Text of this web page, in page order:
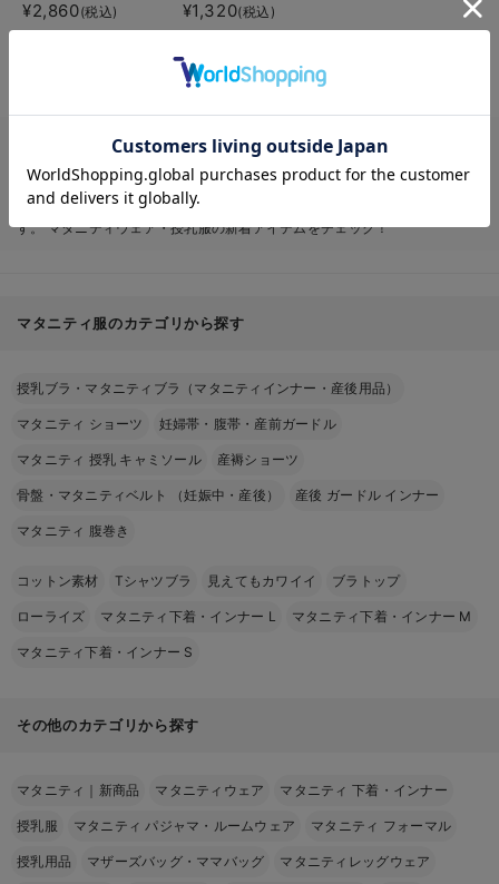
¥2,860(税込) 後も長く使える】
¥1,320(税込)
マタニティ 下着・インナー (茶/ブラウン)系ならエンジェリーベ公式オン
ラインショップ。ゆったりとしたシルエット、通気性の良い素材、 そして
授乳に便利なデザインなど、おしゃれで可愛いマタニティ 下着・インナ
ー (茶/ブラウン)の定番アイテムから最新アイテムまでご購入いただけま
す。 マタニティウェア・授乳服の新着アイテムをチェック！
マタニティ服のカテゴリから探す
授乳ブラ・マタニティブラ（マタニティインナー・産後用品）
マタニティ ショーツ 妊婦帯・腹帯・産前ガードル
マタニティ 授乳 キャミソール 産褥ショーツ
骨盤・マタニティベルト （妊娠中・産後） 産後 ガードル インナー
マタニティ 腹巻き
コットン素材 Tシャツブラ 見えてもカワイイ ブラトップ
ローライズ マタニティ下着・インナー L マタニティ下着・インナー M
マタニティ下着・インナー S
その他のカテゴリから探す
マタニティ｜新商品 マタニティウェア マタニティ 下着・インナー
授乳服 マタニティ パジャマ・ルームウェア マタニティ フォーマル
授乳用品 マザーズバッグ・ママバッグ マタニティレッグウェア
お気に入り商品を確認する